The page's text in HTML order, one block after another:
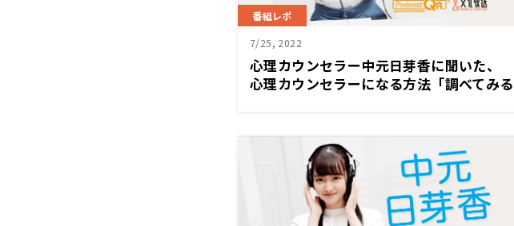
番組レポ
7/25, 2022
心理カウンセラー中元日芽香に聞いた、
心理カウンセラーになる方法「調べてみる